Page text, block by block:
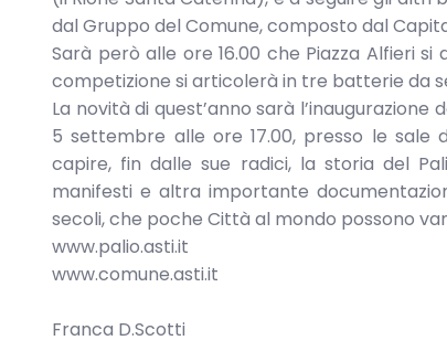
dal Gruppo del Comune, composto dal
Sarà però alle ore 16.00 che Piazza Alfieri
competizione si articolerà in tre batterie da
La novità di quest’anno sarà
5 settembre alle ore 17.00, presso le sale
capire, fin dalle sue radici, la storia del
manifesti e altra importante
secoli, che poche Città al mondo possono
www.palio.asti.it
www.comune.asti.it
Franca D.Scotti